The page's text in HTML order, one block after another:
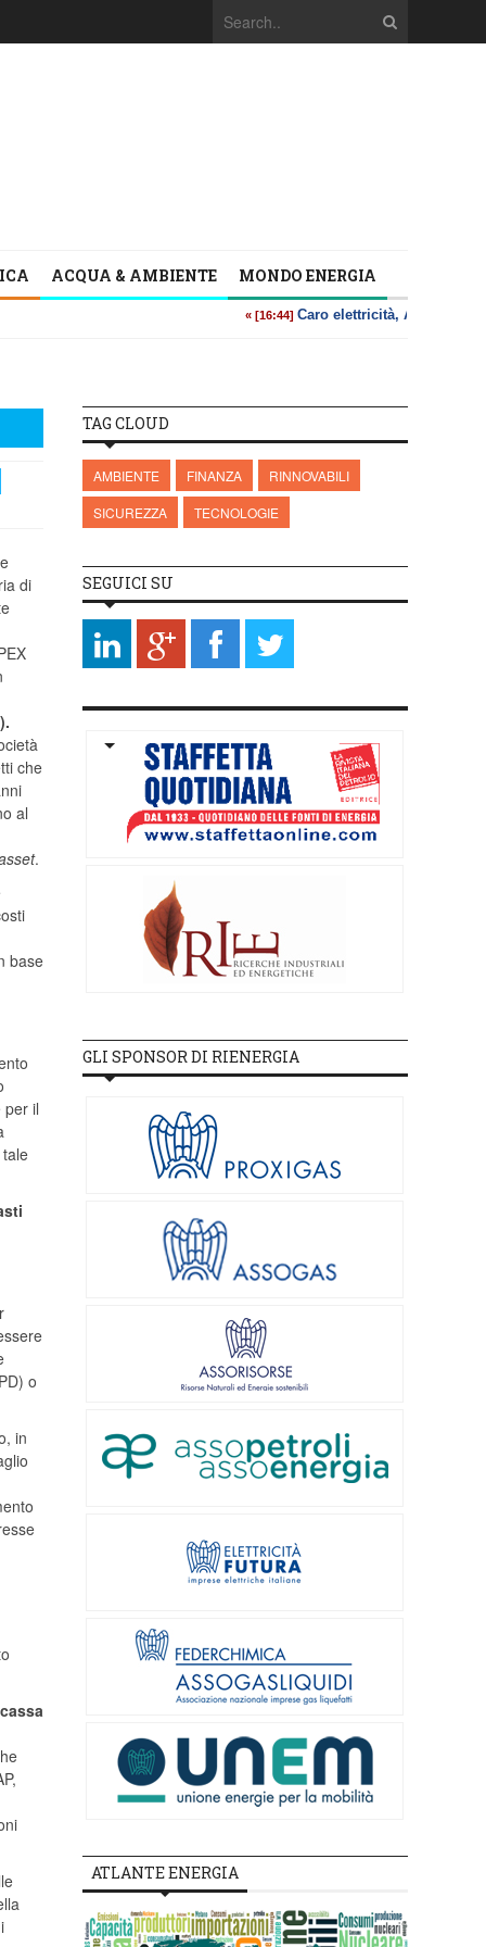
ACQUA & AMBIENTE MONDO ENERGIA
di
che
al
.
base
per il
o
in
TAG CLOUD
AMBIENTE FINANZA
RINNOVABILI
SICUREZZA
TECNOLOGIE
SEGUICI SU
GLI SPONSOR DI RIENERGIA
ATLANTE ENERGIA